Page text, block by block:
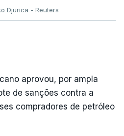
Djurica - Reuters
aprovou, por ampla
de sanções contra a
compradores de petróleo